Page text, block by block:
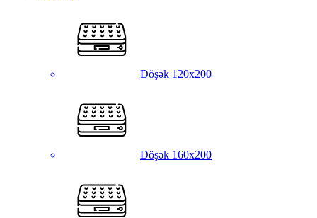
Döşək 120x200
Döşək 160x200